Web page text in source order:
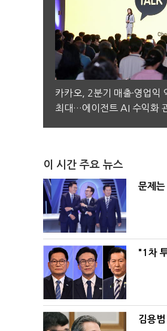
카카오, 2분기 매출·영업익
최대…에이전트 AI 수익화
이 시간 주요 뉴스
문제
"1차
김용